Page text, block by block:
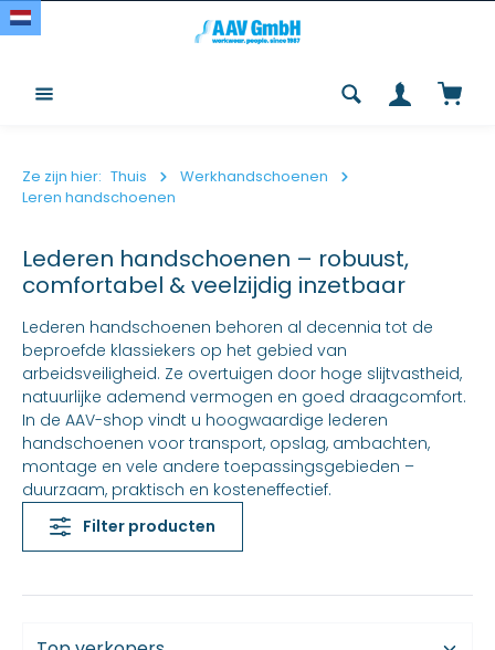
Overslaan en naar de inhoud gaan
Ze zijn hier: Thuis
Werkhandschoenen
Leren handschoenen
Lederen handschoenen – robuust,
comfortabel & veelzijdig inzetbaar
Lederen handschoenen behoren al decennia tot de
beproefde klassiekers op het gebied van
arbeidsveiligheid. Ze overtuigen door hoge slijtvastheid,
natuurlijke ademend vermogen en goed draagcomfort.
In de AAV-shop vindt u hoogwaardige lederen
handschoenen voor transport, opslag, ambachten,
montage en vele andere toepassingsgebieden –
duurzaam, praktisch en kosteneffectief.
Filter producten